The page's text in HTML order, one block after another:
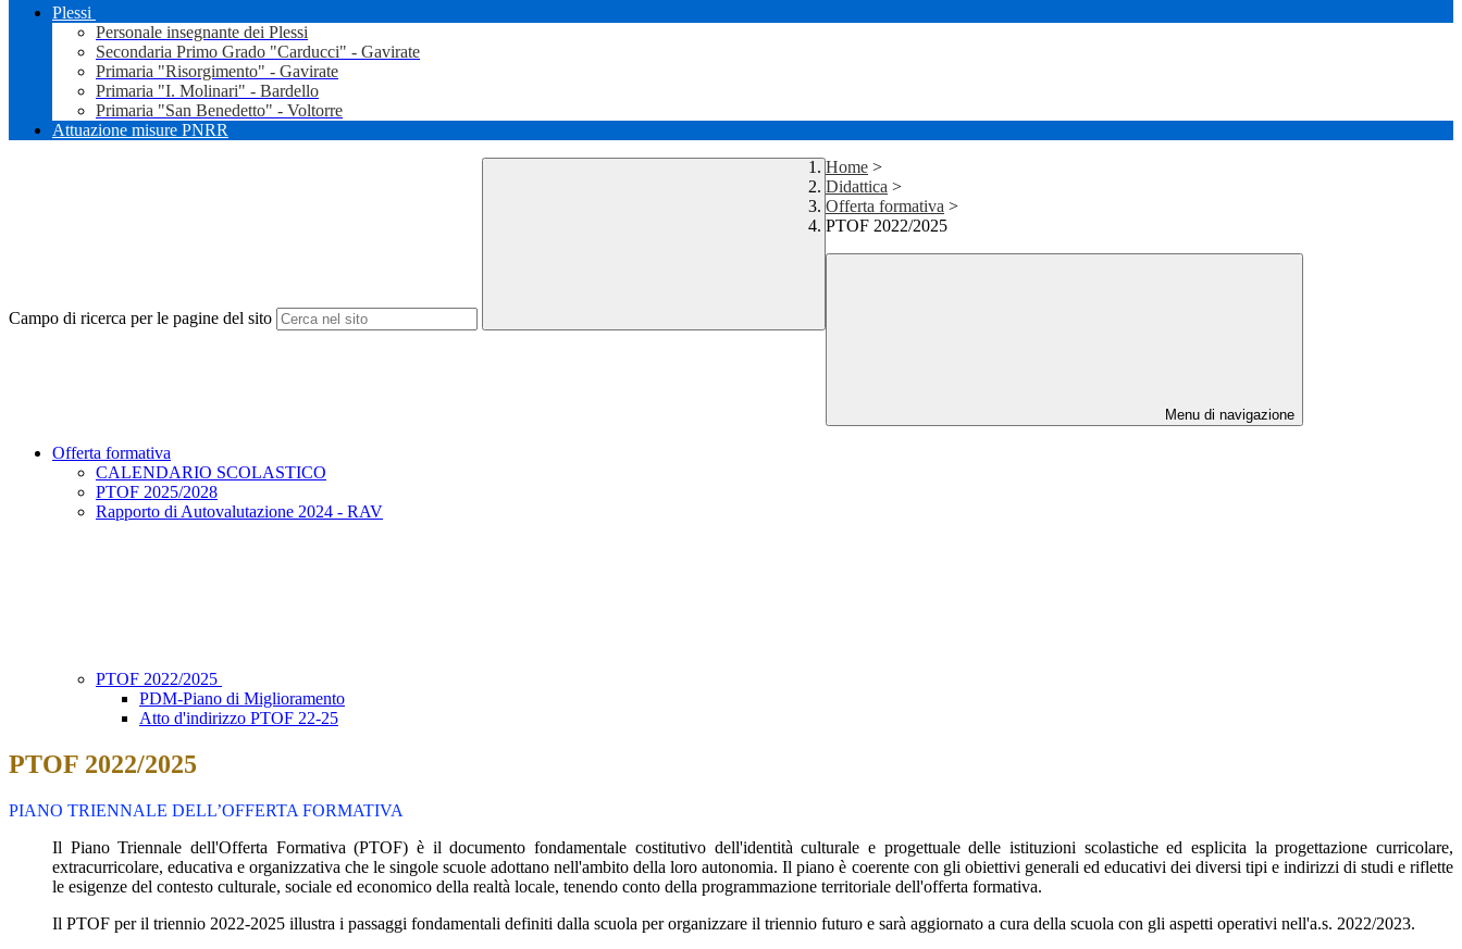
Plessi
Personale insegnante dei Plessi
Secondaria Primo Grado "Carducci" - Gavirate
Primaria "Risorgimento" - Gavirate
Primaria "I. Molinari" - Bardello
Primaria "San Benedetto" - Voltorre
Attuazione misure PNRR
Campo di ricerca per le pagine del sito
Home >
Didattica >
Offerta formativa >
PTOF 2022/2025
Menu di navigazione
Offerta formativa
CALENDARIO SCOLASTICO
PTOF 2025/2028
Rapporto di Autovalutazione 2024 - RAV
PTOF 2022/2025
PDM-Piano di Miglioramento
Atto d'indirizzo PTOF 22-25
PTOF 2022/2025
PIANO TRIENNALE DELL’OFFERTA FORMATIVA
Il Piano Triennale dell'Offerta Formativa (PTOF) è il documento fondamentale costitutivo dell'identità culturale e progettuale delle istituzioni scolastiche ed esplicita la progettazione curricolare,
extracurricolare, educativa e organizzativa che le singole scuole adottano nell'ambito della loro autonomia. Il piano è coerente con gli obiettivi generali ed educativi dei diversi tipi e indirizzi di studi e riflette
le esigenze del contesto culturale, sociale ed economico della realtà locale, tenendo conto della programmazione territoriale dell'offerta formativa.
Il PTOF per il triennio 2022-2025 illustra i passaggi fondamentali definiti dalla scuola per organizzare il triennio futuro e sarà aggiornato a cura della scuola con gli aspetti operativi nell'a.s. 2022/2023.